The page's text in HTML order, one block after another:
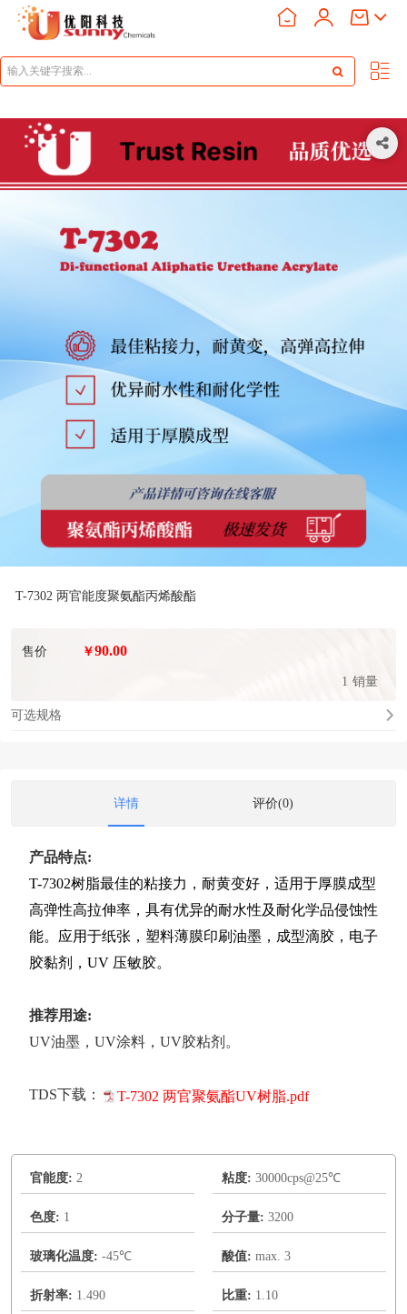
T-7302 两官能度聚氨酯丙烯酸酯
售价 ￥90.00
1 销量
可选规格
详情 评价(0)
产品特点:
T-7302树脂最佳的粘接力，耐黄变好，适用于厚膜成型
高弹性高拉伸率，具有优异的耐水性及耐化学品侵蚀性
能。应用于纸张，塑料薄膜印刷油墨，成型滴胶，电子
胶黏剂，UV 压敏胶。
推荐用途:
UV油墨，UV涂料，UV胶粘剂。
TDS下载： T-7302 两官聚氨酯UV树脂.pdf
官能度: 2 粘度: 30000cps@25℃
色度: 1 分子量: 3200
玻璃化温度: -45℃ 酸值: max. 3
折射率: 1.490 比重: 1.10